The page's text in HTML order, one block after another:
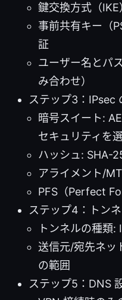
鍵交換方式（
事前共有キー（
証
ユーザー名とパ
み合わせ）
ステップ3：IPsec
暗号スイート:
セキュリティを
ハッシュ: SHA-
アライメント/
PFS（Perfect
ステップ4：トン
トンネルの種類:
送信元/宛先ネッ
の範囲
ステップ5：DNS